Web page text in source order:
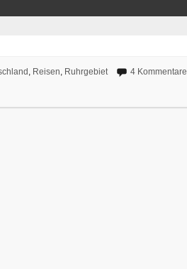
, Reisen, Ruhrgebiet 4 Kommentare